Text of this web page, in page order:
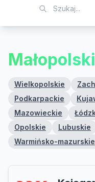
Wielkopolskie
Podkarpackie
Mazowieckie
Opolskie
Lubuskie
Warmińsko-mazurskie